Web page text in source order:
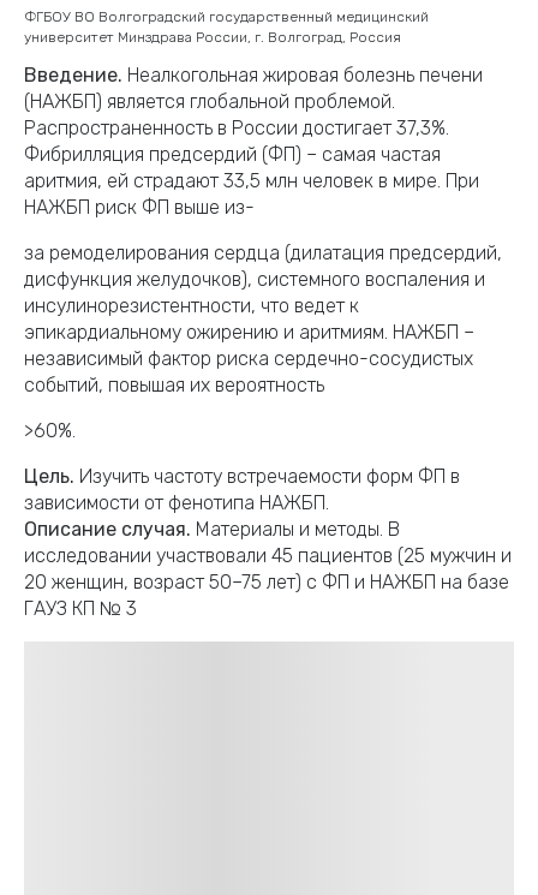
ФГБОУ ВО Волгоградский государственный медицинский
университет Минздрава России, г. Волгоград, Россия
Введение. Неалкогольная жировая болезнь печени
(НАЖБП) является глобальной проблемой.
Распространенность в России достигает 37,3%.
Фибрилляция предсердий (ФП) – самая частая
аритмия, ей страдают 33,5 млн человек в мире. При
НАЖБП риск ФП выше из-
за ремоделирования сердца (дилатация предсердий,
дисфункция желудочков), системного воспаления и
инсулинорезистентности, что ведет к
эпикардиальному ожирению и аритмиям. НАЖБП –
независимый фактор риска сердечно-сосудистых
событий, повышая их вероятность
>60%.
Цель. Изучить частоту встречаемости форм ФП в
зависимости от фенотипа НАЖБП.
Описание случая. Материалы и методы. В
исследовании участвовали 45 пациентов (25 мужчин и
20 женщин, возраст 50–75 лет) с ФП и НАЖБП на базе
ГАУЗ КП № 3